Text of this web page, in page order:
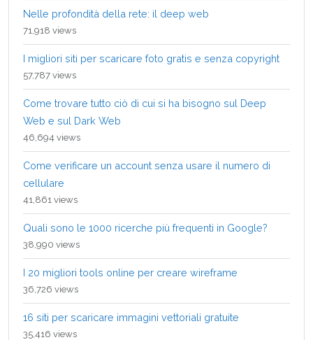
Nelle profondità della rete: il deep web
71,918 views
I migliori siti per scaricare foto gratis e senza copyright
57,787 views
Come trovare tutto ciò di cui si ha bisogno sul Deep
Web e sul Dark Web
46,694 views
Come verificare un account senza usare il numero di
cellulare
41,861 views
Quali sono le 1000 ricerche più frequenti in Google?
38,990 views
I 20 migliori tools online per creare wireframe
36,726 views
16 siti per scaricare immagini vettoriali gratuite
35,416 views